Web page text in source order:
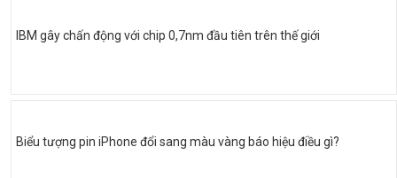
IBM gây chấn động với chip 0,7nm đầu tiên trên thế giới
Biểu tượng pin iPhone đổi sang màu vàng báo hiệu điều gì?